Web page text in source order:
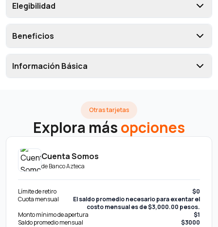
Elegibilidad
Beneficios
Información Básica
Otras tarjetas
Explora másopciones
Cuenta Somos
deBanco Azteca
Límite de retiro
$0
Cuota mensual
El saldo promedio necesario para exentar el
costo mensual es de $3,000.00 pesos.
Monto mínimo de apertura
$1
Saldo promedio mensual
$3000